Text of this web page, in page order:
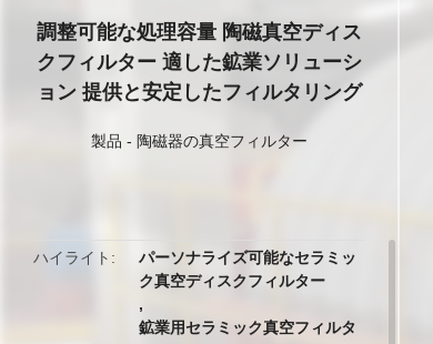
調整可能な処理容量 陶磁真空ディス
クフィルター 適した鉱業ソリューシ
ョン 提供と安定したフィルタリング
製品 - 陶磁器の真空フィルター
ハイライト
パーソナライズ可能なセラミッ
ク真空ディスクフィルター
,
鉱業用セラミック真空フィルタ